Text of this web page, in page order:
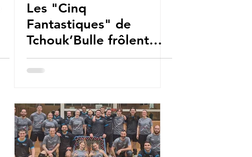
Les "Cinq
Fantastiques" de
Tchouk’Bulle frôlent
l’exploit à Puplinge !